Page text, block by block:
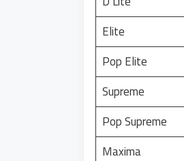
Elite
Pop Elite
Supreme
Pop Supreme
Maxima